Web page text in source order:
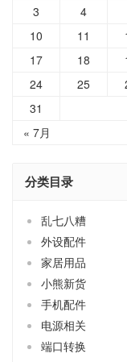
« 7月
3
4
10
11
17
18
24
25
31
分类目录
乱七八糟
外设配件
家居用品
小熊新货
手机配件
电源相关
端口转换